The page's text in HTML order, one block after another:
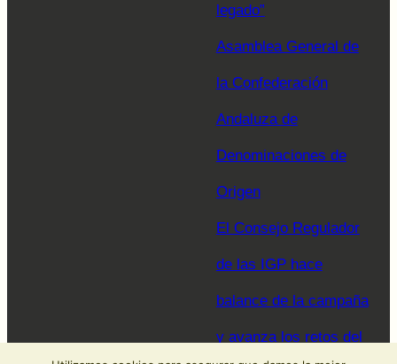
legado”
Asamblea General de
la Confederación
Andaluza de
Denominaciones de
Origen
El Consejo Regulador
de las IGP hace
balance de la campaña
y avanza los retos del